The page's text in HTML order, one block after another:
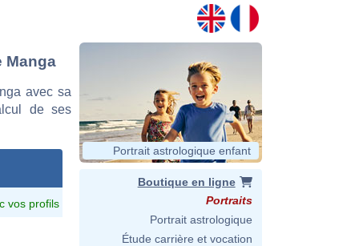
Manga
avec sa
de ses
vos profils
Portrait astrologique enfant
Boutique en ligne
Portraits
Portrait astrologique
Étude carrière et vocation